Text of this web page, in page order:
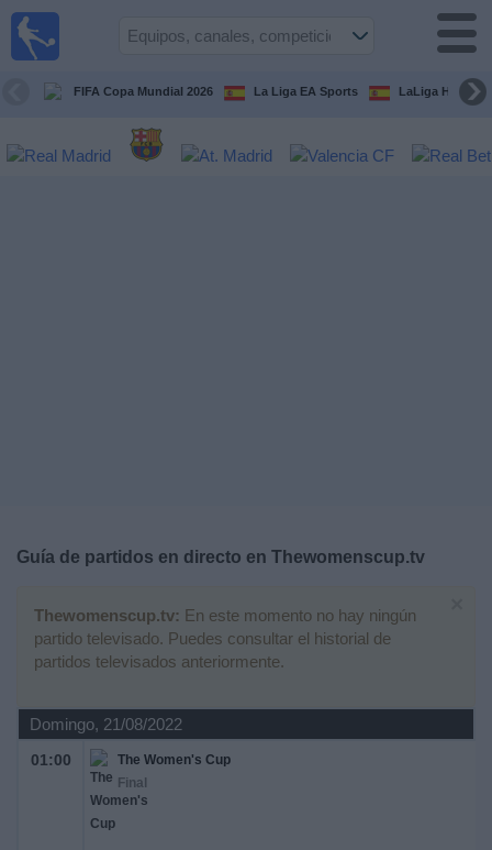
FIFA Copa Mundial 2026 La Liga EA Sports LaLiga
Guía de partidos en directo en Thewomenscup.tv
Thewomenscup.tv: En este momento no hay ningún
partido televisado. Puedes consultar el historial de
partidos televisados anteriormente.
Domingo, 21/08/2022
01:00
The Women's Cup
Final
Guía de
Televisados
Noticias
Widget